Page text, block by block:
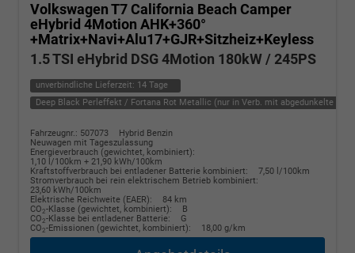
Volkswagen T7 California Beach Camper
eHybrid 4Motion AHK+360°
+Matrix+Navi+Alu17+GJR+Sitzheiz+Keyless
1.5 TSI eHybrid DSG 4Motion 180kW / 245PS
unverbindliche Lieferzeit: 14 Tage
Deep Black Perleffekt / Fortana Rot Metallic (nur in Verb. mit abgedunkelte
Fahrzeugnr.: 507073
Hybrid Benzin
Neuwagen mit Tageszulassung
Energieverbrauch (gewichtet, kombiniert):
1,10 l/100km + 21,90 kWh/100km
Kraftstoffverbrauch bei entladener Batterie kombiniert:
7,50 l/100km
Stromverbrauch bei rein elektrischem Betrieb kombiniert:
23,60 kWh/100km
Elektrische Reichweite (EAER):
84 km
CO2-Klasse (gewichtet, kombiniert):
B
CO2-Klasse bei entladener Batterie:
G
CO2-Emissionen (gewichtet, kombiniert): 18,00 g/km